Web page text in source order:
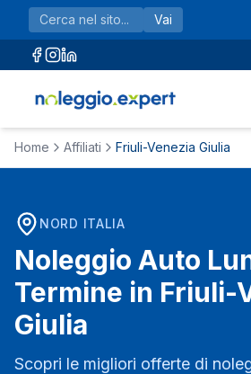
Vai al contenuto principale
Vai
Home Affiliati Friuli-Venezia Giulia
NORD ITALIA
Noleggio Auto
Termine in Friuli-
Giulia
Scopri le migliori offerte di